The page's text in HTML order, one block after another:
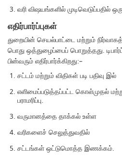
வரி விஷயங்களில் முடிவெடுப்பதில்
எதிர்பார்ப்புகள்
துறையின் செயல்பாட்டை மற்றும்
பொது ஒத்துழைப்பைப் பொறுத்தது.
பின்வரும் எதிர்பார்க்கிறது:–
சட்டம் மற்றும் விதிகள் படி பதிவு இல்
எளிமைப்படுத்தப்பட்ட கொள்முதல்
பராமரிப்பு.
வருமானத்தை தாக்கல் உள்ள
வரிகளைச் செலுத்துவதில்
சட்டங்கள் ஒட்டுமொத்த இணக்கம்.